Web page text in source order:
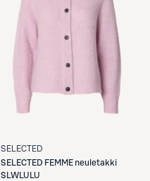
SELECTED
SELECTED FEMME neuletakki
SLWLULU